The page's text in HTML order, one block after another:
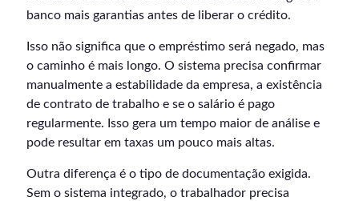
banco mais garantias antes de liberar o crédito.
Isso não significa que o empréstimo será negado, mas
o caminho é mais longo. O sistema precisa confirmar
manualmente a estabilidade da empresa, a existência
de contrato de trabalho e se o salário é pago
regularmente. Isso gera um tempo maior de análise e
pode resultar em taxas um pouco mais altas.
Outra diferença é o tipo de documentação exigida.
Sem o sistema integrado, o trabalhador precisa